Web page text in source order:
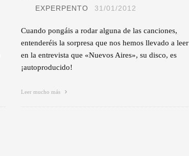
EXPERPENTO 31/01/2012
Cuando pongáis a rodar alguna de las canciones,
entenderéis la sorpresa que nos hemos llevado a leer
en la entrevista que «Nuevos Aires», su disco, es
¡autoproducido!
Leer mucho más